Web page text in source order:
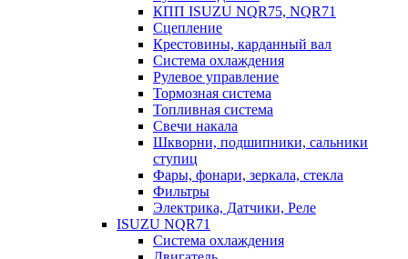
КПП ISUZU NQR75, NQR71
Сцепление
Крестовины, карданный вал
Система охлаждения
Рулевое управление
Тормозная система
Топливная система
Свечи накала
Шкворни, подшипники, сальники
ступиц
Фары, фонари, зеркала, стекла
Фильтры
Электрика, Датчики, Реле
ISUZU NQR71
Система охлаждения